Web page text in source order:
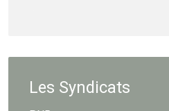
Les Syndicats